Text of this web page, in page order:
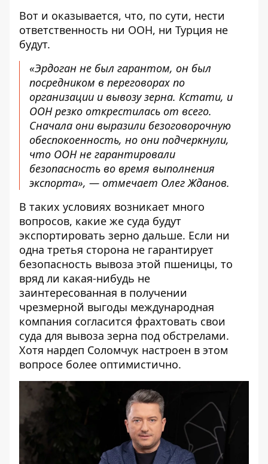
Вот и оказывается, что, по сути, нести
ответственность ни ООН, ни Турция не
будут.
«Эрдоган не был гарантом, он был
посредником в переговорах по
организации и вывозу зерна. Кстати, и
ООН резко открестилась от всего.
Сначала они выразили безоговорочную
обеспокоенность, но они подчеркнули,
что ООН не гарантировали
безопасность во время выполнения
экспорта», — отмечает Олег Жданов.
В таких условиях возникает много
вопросов, какие же суда будут
экспортировать зерно дальше. Если ни
одна третья сторона не гарантирует
безопасность вывоза этой пшеницы, то
вряд ли какая-нибудь не
заинтересованная в получении
чрезмерной выгоды международная
компания согласится фрахтовать свои
суда для вывоза зерна под обстрелами.
Хотя нардеп Соломчук настроен в этом
вопросе более оптимистично.